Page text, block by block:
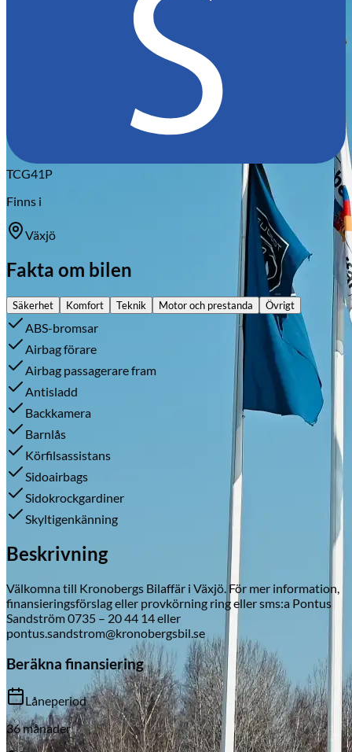
Skadeverkstad
TCG41P
Finns i
Växjö
Fakta om bilen
Säkerhet Komfort Teknik Motor och prestanda Övrigt
ABS-bromsar
Airbag förare
Airbag passagerare fram
Antisladd
Backkamera
Barnlås
Körfilsassistans
Sidoairbags
Sidokrockgardiner
Skyltigenkänning
Beskrivning
Välkomna till Kronobergs Bilaffär i Växjö. För mer information,
finansieringsförslag eller provkörning ring eller sms:a Pontus
Sandström 0735 – 20 44 14 eller
pontus.sandstrom@kronobergsbil.se
Beräkna finansiering
Låneperiod
36månader